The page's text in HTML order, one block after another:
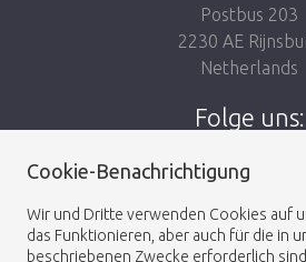
Postbus 203
2230 AE
Netherlands
Folge uns:
© 2026 -Heemskerk Flowers
Cookie-Benachrichtigung
Wir und Dritte verwenden Cookies auf
das Funktionieren, aber auch für die in
beschriebenen Zwecke erforderlich